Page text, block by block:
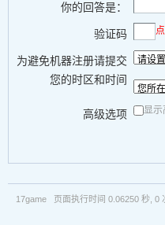
你的回答是：
验证码
为避免机器注册请提交
您的时区和时间
高级选项 显示
17game 页面执行时间 0.06250 秒, 0